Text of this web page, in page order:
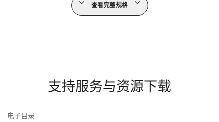
查看完整规格
支持服务与资源下载
电子目录